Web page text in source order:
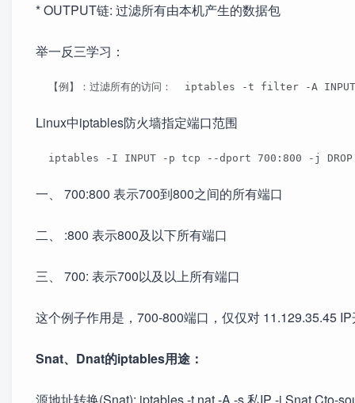
* OUTPUT链: 过滤所有由本机产生的数据包
举一反三学习：
【例】：过滤所有的访问：  iptables -t filter -A
Linux中iptables防火墙指定端口范围
iptables -I INPUT -p tcp --dport 700:800 -j
一、 700:800 表示700到800之间的所有端口
二、 :800 表示800及以下所有端口
三、 700: 表示700以及以上所有端口
这个例子作用是，700-800端口，仅仅对 11.129.35.45
Snat、Dnat的iptables用途：